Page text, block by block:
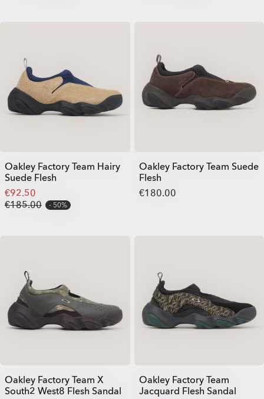
Oakley Factory Team Hairy
Suede Flesh
€92.50
€185.00
50%
Oakley Factory Team Suede
Flesh
€180.00
Oakley Factory Team X
South2 West8 Flesh Sandal
Oakley Factory Team
Jacquard Flesh Sandal